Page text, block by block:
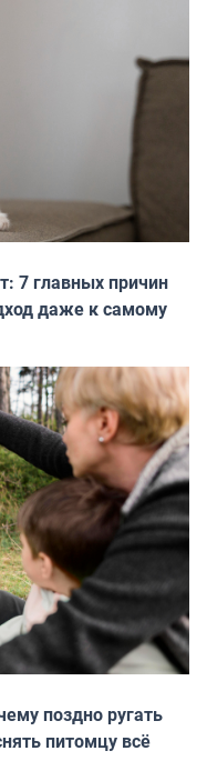
7 главных причин
даже к самому
поздно ругать
питомцу всё